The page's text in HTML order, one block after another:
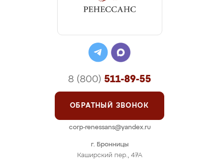
г. Бронницы
Каширский пер., 47А
8 (800) 511-89-55
ОБРАТНЫЙ ЗВОНОК
corp-renessans@yandex.ru